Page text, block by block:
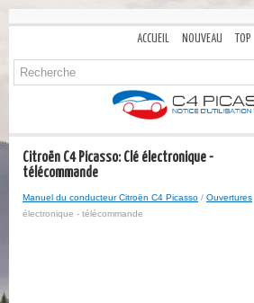
ACCUEIL NOUVEAU TOP
Citroën C4 Picasso: Clé électronique -
télécommande
Manuel du conducteur Citroën C4 Picasso / Ouvertures
électronique - télécommande